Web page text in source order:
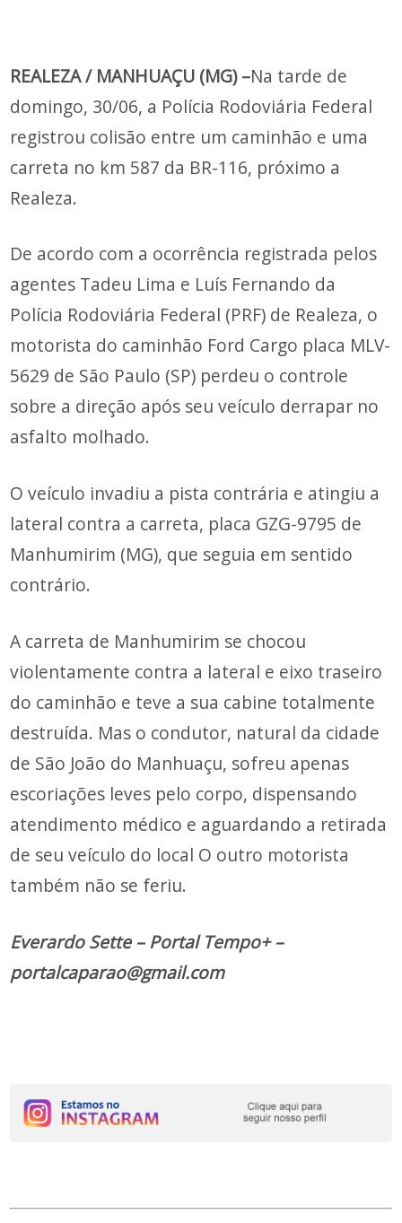
REALEZA / MANHUAÇU (MG) –Na tarde de
domingo, 30/06, a Polícia Rodoviária Federal
registrou colisão entre um caminhão e uma
carreta no km 587 da BR-116, próximo a
Realeza.
De acordo com a ocorrência registrada pelos
agentes Tadeu Lima e Luís Fernando da
Polícia Rodoviária Federal (PRF) de Realeza, o
motorista do caminhão Ford Cargo placa MLV-
5629 de São Paulo (SP) perdeu o controle
sobre a direção após seu veículo derrapar no
asfalto molhado.
O veículo invadiu a pista contrária e atingiu a
lateral contra a carreta, placa GZG-9795 de
Manhumirim (MG), que seguia em sentido
contrário.
A carreta de Manhumirim se chocou
violentamente contra a lateral e eixo traseiro
do caminhão e teve a sua cabine totalmente
destruída. Mas o condutor, natural da cidade
de São João do Manhuaçu, sofreu apenas
escoriações leves pelo corpo, dispensando
atendimento médico e aguardando a retirada
de seu veículo do local O outro motorista
também não se feriu.
Everardo Sette – Portal Tempo+ –
portalcaparao@gmail.com